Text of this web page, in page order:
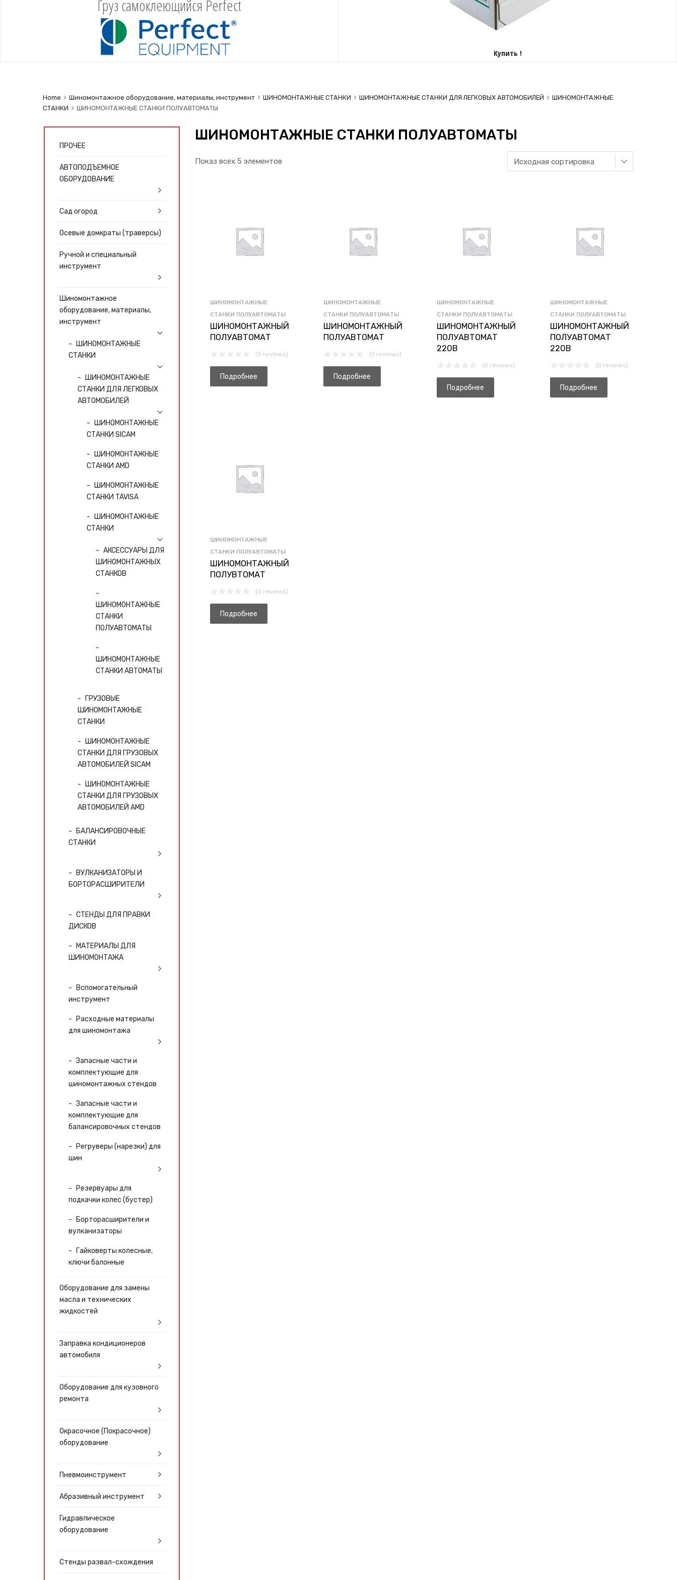
Груз самоклеющийся Perfect
Купить !
Home Шиномонтажное оборудование, материалы, инструмент ШИНОМОНТАЖНЫЕ СТАНКИ ШИНОМОНТАЖНЫЕ СТАНКИ ДЛЯ ЛЕГКОВЫХ АВТОМОБИЛЕЙ
ШИНОМОНТАЖНЫЕ
СТАНКИ
ШИНОМОНТАЖНЫЕ СТАНКИ ПОЛУАВТОМАТЫ
ШИНОМОНТАЖНЫЕ СТАНКИ ПОЛУАВТОМАТЫ
Показ всех 5 элементов
ШИНОМОНТАЖНЫЕ
СТАНКИ ПОЛУАВТОМАТЫ
ШИНОМОНТАЖНЫЙ
ПОЛУАВТОМАТ
(0 reviews)
Подробнее
ШИНОМОНТАЖНЫЕ
СТАНКИ ПОЛУАВТОМАТЫ
ШИНОМОНТАЖНЫЙ
ПОЛУАВТОМАТ
(0 reviews)
Подробнее
ШИНОМОНТАЖНЫЕ
СТАНКИ ПОЛУАВТОМАТЫ
ШИНОМОНТАЖНЫЙ
ПОЛУАВТОМАТ
220В
(0 reviews)
Подробнее
ШИНОМОНТАЖНЫЕ
СТАНКИ ПОЛУАВТОМАТЫ
ШИНОМОНТАЖНЫЙ
ПОЛУАВТОМАТ
220В
(0 reviews)
Подробнее
ШИНОМОНТАЖНЫЕ
СТАНКИ ПОЛУАВТОМАТЫ
ШИНОМОНТАЖНЫЙ
ПОЛУВТОМАТ
(0 reviews)
Подробнее
ПРОЧЕЕ
АВТОПОДЪЕМНОЕ
ОБОРУДОВАНИЕ
Сад огород
Осевые домкраты (траверсы)
Ручной и специальный
инструмент
Шиномонтажное
оборудование, материалы,
инструмент
ШИНОМОНТАЖНЫЕ
СТАНКИ
ШИНОМОНТАЖНЫЕ
СТАНКИ ДЛЯ ЛЕГКОВЫХ
АВТОМОБИЛЕЙ
ШИНОМОНТАЖНЫЕ
СТАНКИ SICAM
ШИНОМОНТАЖНЫЕ
СТАНКИ AMD
ШИНОМОНТАЖНЫЕ
СТАНКИ TAVISA
ШИНОМОНТАЖНЫЕ
СТАНКИ
АКСЕССУАРЫ ДЛЯ
ШИНОМОНТАЖНЫХ
СТАНКОВ
ШИНОМОНТАЖНЫЕ
СТАНКИ
ПОЛУАВТОМАТЫ
ШИНОМОНТАЖНЫЕ
СТАНКИ АВТОМАТЫ
ГРУЗОВЫЕ
ШИНОМОНТАЖНЫЕ
СТАНКИ
ШИНОМОНТАЖНЫЕ
СТАНКИ ДЛЯ ГРУЗОВЫХ
АВТОМОБИЛЕЙ SICAM
ШИНОМОНТАЖНЫЕ
СТАНКИ ДЛЯ ГРУЗОВЫХ
АВТОМОБИЛЕЙ AMD
БАЛАНСИРОВОЧНЫЕ
СТАНКИ
ВУЛКАНИЗАТОРЫ И
БОРТОРАСШИРИТЕЛИ
СТЕНДЫ ДЛЯ ПРАВКИ
ДИСКОВ
МАТЕРИАЛЫ ДЛЯ
ШИНОМОНТАЖА
Вспомогательный
инструмент
Расходные материалы
для шиномонтажа
Запасные части и
комплектующие для
шиномонтажных стендов
Запасные части и
комплектующие для
балансировочных стендов
Регруверы (нарезки) для
шин
Резервуары для
подкачки колес (бустер)
Борторасширители и
вулканизаторы
Гайковерты колесные,
ключи балонные
Оборудование для замены
масла и технических
жидкостей
Заправка кондиционеров
автомобиля
Оборудование для кузовного
ремонта
Окрасочное (Покрасочное)
оборудование
Пневмоинструмент
Абразивный инструмент
Гидравлическое
оборудование
Стенды развал-схождения